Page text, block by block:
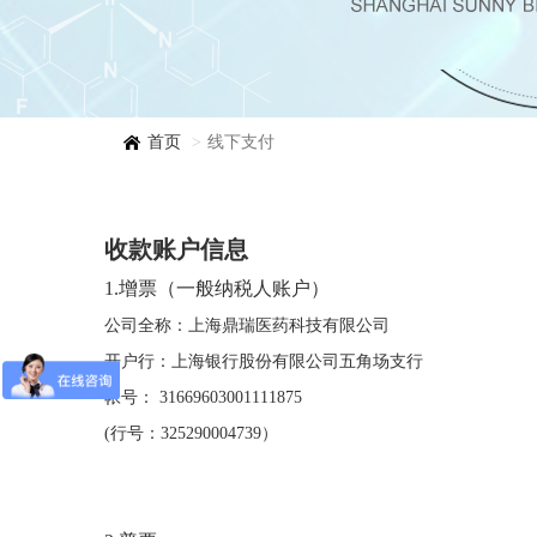
首页 线下支付
收款账户信息
1.增票（一般纳税人账户）
公司全称：上海鼎瑞医药科技有限公司
开户行：上海银行股份有限公司五角场支行
帐号： 31669603001111875
(行号：325290004739）